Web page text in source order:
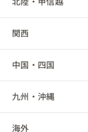
秋田県
山形県
福島県
群馬県
埼玉県
千葉県
東京都
静岡県
愛知県
三重県
新潟県
富山県
石川県
福井県
関西
滋賀県
京都府
大阪府
中国・四国
鳥取県
島根県
九州・沖縄
福岡県
海外